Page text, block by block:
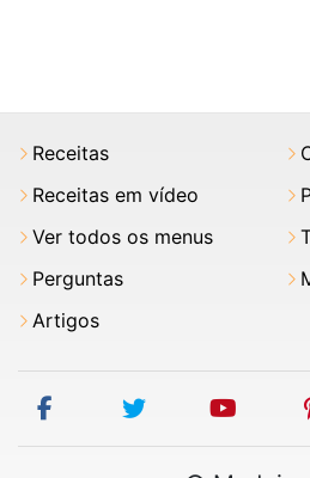
Receitas
Receitas em vídeo
Ver todos os menus
Perguntas
Artigos
facebooktwitter